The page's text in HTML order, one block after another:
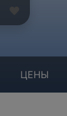
ЦЕНЫ